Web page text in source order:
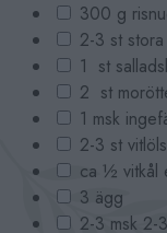
300 g
2-3 st
1 st
2 st
1 msk
2-3 st
ca ½ vitkål
3 ägg
2-3 msk 2-